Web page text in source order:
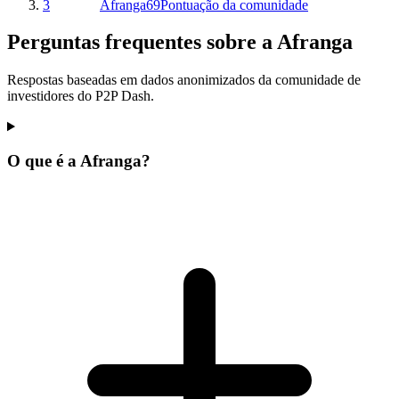
3 Afranga69Pontuação da comunidade
Perguntas frequentes sobre a Afranga
Respostas baseadas em dados anonimizados da comunidade de
investidores do P2P Dash.
O que é a Afranga?